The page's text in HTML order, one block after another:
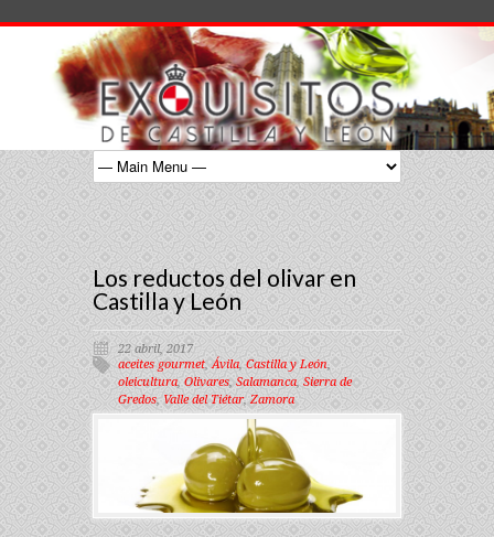
Los reductos del olivar en
Castilla y León
22 abril, 2017
aceites gourmet,Ávila, Castilla y León,
oleicultura, Olivares, Salamanca, Sierra de
Gredos, Valle del Tiétar,Zamora